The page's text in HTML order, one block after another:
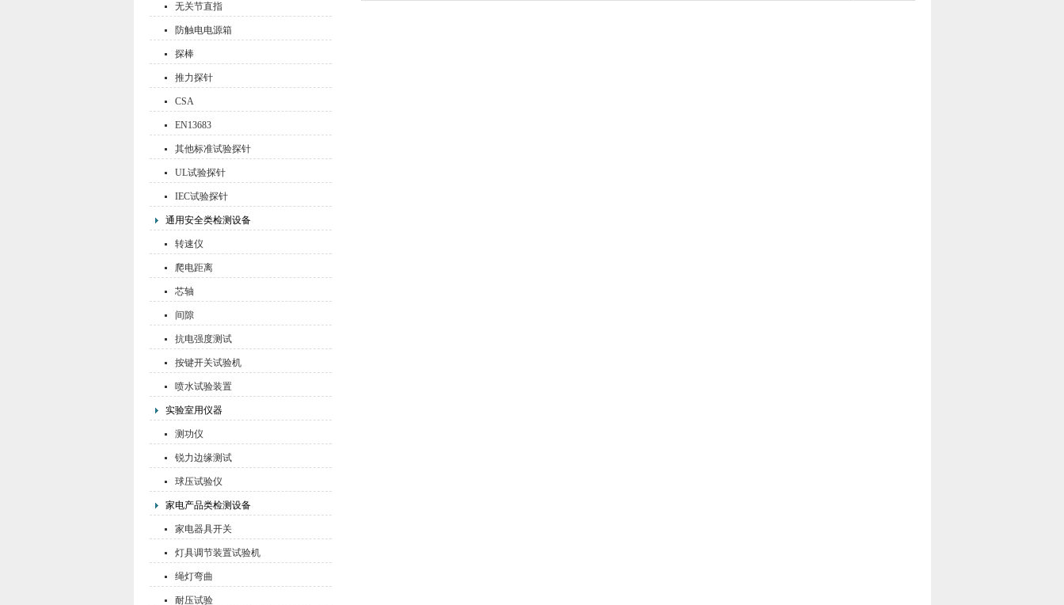
无关节直指
防触电电源箱
探棒
推力探针
CSA
EN13683
其他标准试验探针
UL试验探针
IEC试验探针
通用安全类检测设备
转速仪
爬电距离
芯轴
间隙
抗电强度测试
按键开关试验机
喷水试验装置
实验室用仪器
测功仪
锐力边缘测试
球压试验仪
家电产品类检测设备
家电器具开关
灯具调节装置试验机
绳灯弯曲
耐压试验